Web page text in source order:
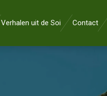
Verhalen uit de Soi Contact